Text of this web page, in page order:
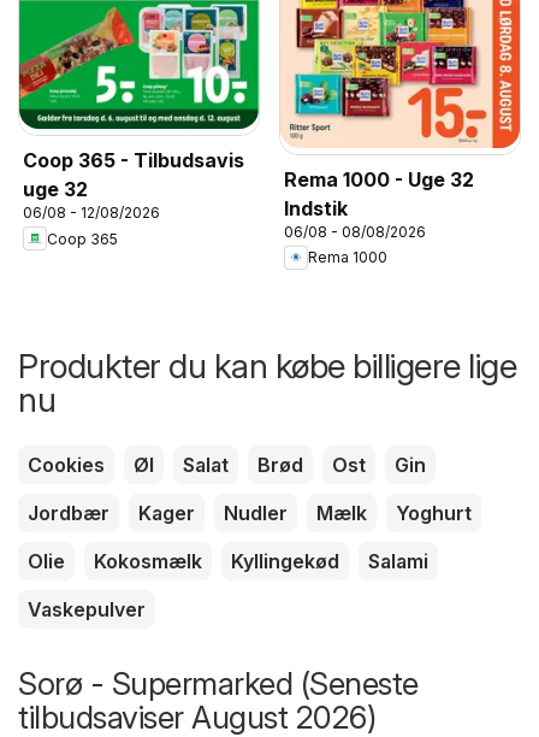
Coop 365 - Tilbudsavis
uge 32
06/08 - 12/08/2026
Coop 365
Rema 1000 - Uge 32
Indstik
06/08 - 08/08/2026
Rema 1000
Produkter du kan købe billigere lige
nu
Cookies Øl Salat Brød Ost
Gin
Jordbær
Kager Nudler Mælk
Yoghurt
Olie
Kokosmælk Kyllingekød
Salami
Vaskepulver
Sorø - Supermarked (Seneste
tilbudsaviser August 2026)